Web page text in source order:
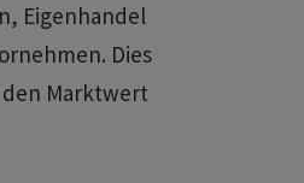
Eigenhandel
Dies
Marktwert